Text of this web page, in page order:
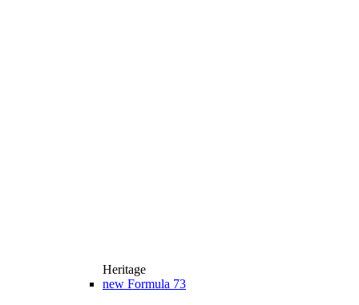
Heritage
new Formula 73